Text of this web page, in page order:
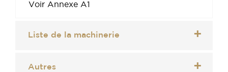
Voir Annexe A1
Liste de la machinerie
Autres